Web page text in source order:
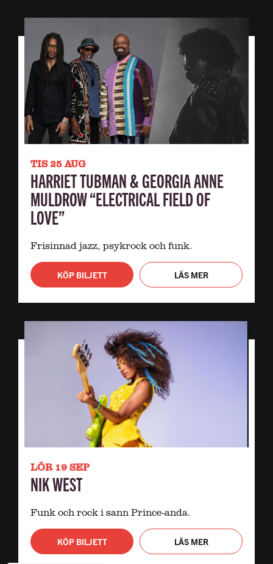
TIS 25 AUG
HARRIET TUBMAN & GEORGIA ANNE
MULDROW “ELECTRICAL FIELD OF
LOVE”
Frisinnad jazz, psykrock och funk.
KÖP BILJETT LÄS MER
LÖR 19 SEP
NIK WEST
Funk och rock i sann Prince-anda.
KÖP BILJETT LÄS MER